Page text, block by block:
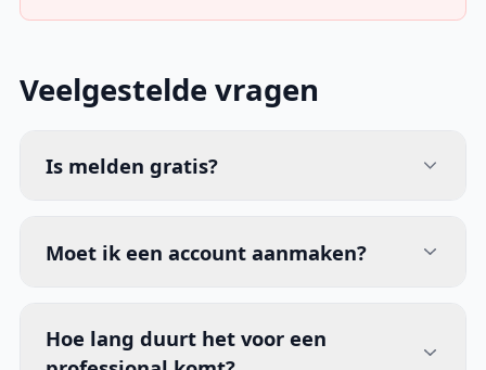
Veelgestelde vragen
Is melden gratis?
Moet ik een account aanmaken?
Hoe lang duurt het voor een